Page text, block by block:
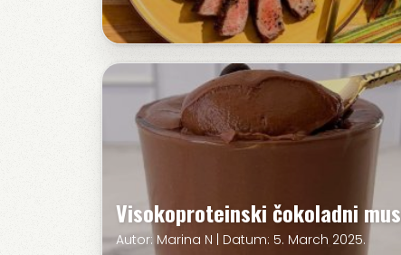
Visokoproteinski čokoladni mus
Autor: Marina N | Datum: 5. March 2025.